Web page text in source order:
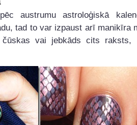
austrumu astroloģiskā
tad to var izpaust arī manikīra
čūskas vai jebkāds cits raksts,